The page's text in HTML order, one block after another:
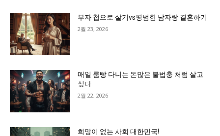
부자 첩으로 살기vs평범한 남자랑 결혼하기
2월 23, 2026
매일 룸빵 다니는 돈많은 불법충 처럼 살고
싶다.
2월 22, 2026
희망이 없는 사회 대한민국!